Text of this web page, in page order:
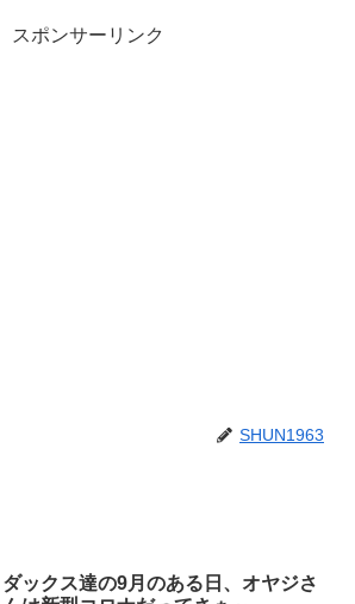
スポンサーリンク
SHUN1963
ダックス達の9月のある日、オヤジさ